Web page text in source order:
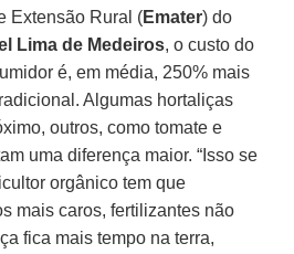
Extensão Rural (Emater) do
Lima de Medeiros, o custo do
é, em média, 250% mais
Algumas hortaliças
outros, como tomate e
uma diferença maior. “Isso se
orgânico tem que
mais caros, fertilizantes não
fica mais tempo na terra,